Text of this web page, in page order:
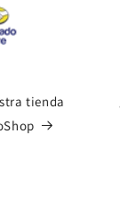
tienda